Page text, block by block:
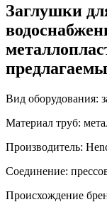
Заглушки
Вид оборудования:
Материал труб:
Производитель:
Соединение:
Происхождение